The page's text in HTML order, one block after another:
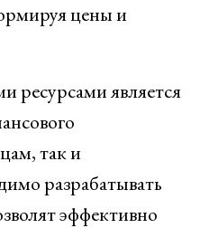
цены и
ресурсами является
так и
разрабатывать
эффективно